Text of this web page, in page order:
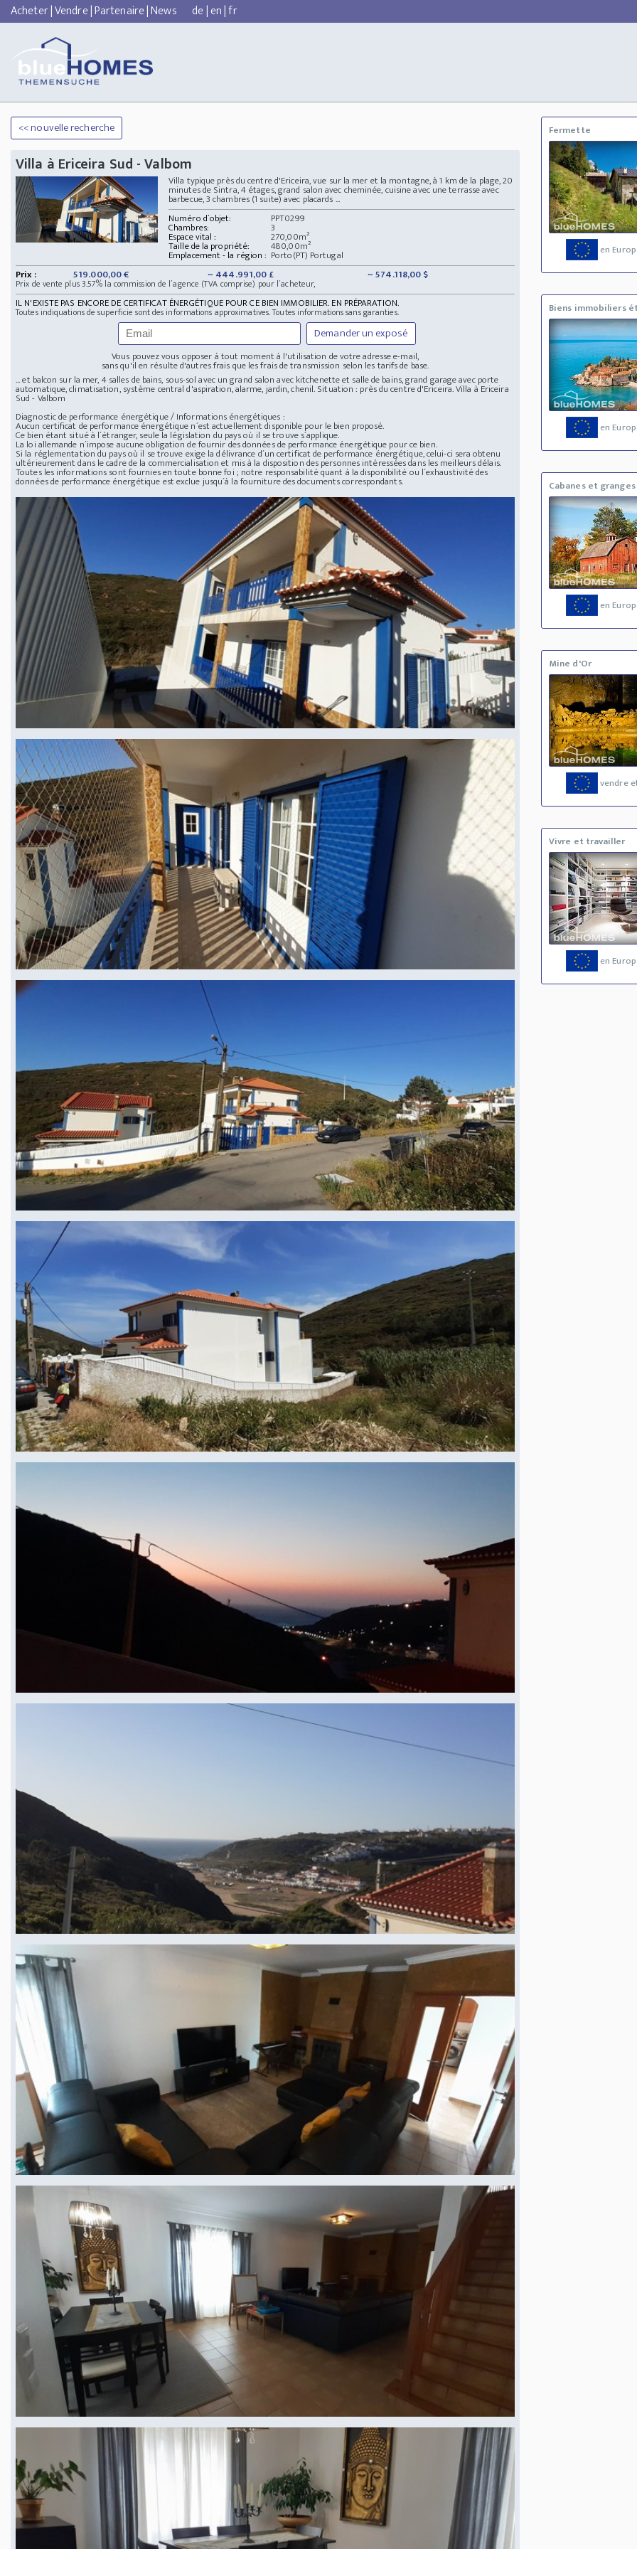
Acheter|Vendre|Partenaire|News de|en|fr
<< nouvelle recherche
Villa à Ericeira Sud - Valbom
Villa typique près du centre d'Ericeira, vue sur la mer et la montagne, à 1 km de la plage, 20
minutes de Sintra, 4 étages, grand salon avec cheminée, cuisine avec une terrasse avec
barbecue, 3 chambres (1 suite) avec placards ...
Numéro d´objet:
PPT0299
Chambres: 3
Espace vital : 270,00m²
Taille de la propriété: 480,00m²
Emplacement - la région : Porto(PT) Portugal
Prix :
519.000,00 € ~ 444.991,00 £ ~ 574.118,00 $
Prix de vente plus 3.57% la commission de l´agence (TVA comprise) pour l´acheteur,
IL N'EXISTE PAS ENCORE DE CERTIFICAT ÉNERGÉTIQUE POUR CE BIEN IMMOBILIER. EN PRÉPARATION.
Toutes indiquations de superficie sont des informations approximatives. Toutes informations sans garanties.
Demander un exposé
Vous pouvez vous opposer à tout moment à l'utilisation de votre adresse e-mail,
sans qu'il en résulte d'autres frais que les frais de transmission selon les tarifs de base.
... et balcon sur la mer, 4 salles de bains, sous-sol avec un grand salon avec kitchenette et salle de bains, grand garage avec porte
automatique, climatisation, système central d'aspiration, alarme, jardin, chenil. Situation : près du centre d'Ericeira. Villa à Ericeira
Sud - Valbom
Diagnostic de performance énergétique / Informations énergétiques :
Aucun certificat de performance énergétique n´est actuellement disponible pour le bien proposé.
Ce bien étant situé à l´étranger, seule la législation du pays où il se trouve s´applique.
La loi allemande n´impose aucune obligation de fournir des données de performance énergétique pour ce bien.
Si la réglementation du pays où il se trouve exige la délivrance d´un certificat de performance énergétique, celui-ci sera obtenu
ultérieurement dans le cadre de la commercialisation et mis à la disposition des personnes intéressées dans les meilleurs délais.
Toutes les informations sont fournies en toute bonne foi ; notre responsabilité quant à la disponibilité ou l´exhaustivité des
données de performance énergétique est exclue jusqu´à la fourniture des documents correspondants.
Fermette
en
Biens immobiliers
en
Cabanes et granges
en
Mine d'Or
vendre
Vivre et travailler
en